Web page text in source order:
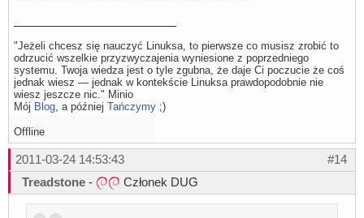
"Jeżeli chcesz się nauczyć Linuksa, to pierwsze co musisz zrobić to
odrzucić wszelkie przyzwyczajenia wyniesione z poprzedniego
systemu. Twoja wiedza jest o tyle zgubna, że daje Ci poczucie że coś
jednak wiesz — jednak w kontekście Linuksa prawdopodobnie nie
wiesz jeszcze nic." Minio
Mój Blog , a później Tańczymy ;)
Offline
#14
2011-03-24 14:53:43
Treadstone - Członek DUG